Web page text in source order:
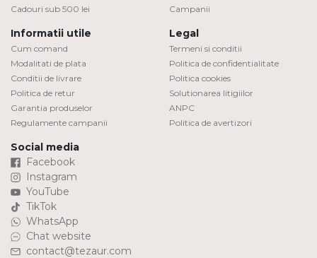
Cadouri sub 500 lei
Campanii
Informatii utile
Cum comand
Modalitati de plata
Conditii de livrare
Politica de retur
Garantia produselor
Regulamente campanii
Legal
Termeni si conditii
Politica de confidentialitate
Politica cookies
Solutionarea litigiilor
ANPC
Politica de avertizori
Social media
Facebook
Instagram
YouTube
TikTok
WhatsApp
Chat website
contact@tezaur.com